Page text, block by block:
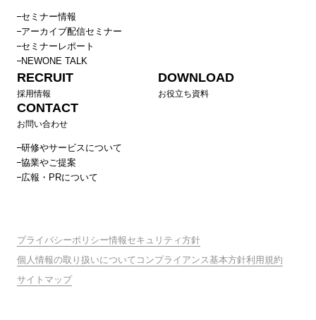
セミナー情報
アーカイブ配信セミナー
セミナーレポート
NEWONE TALK
RECRUIT
採用情報
DOWNLOAD
お役立ち資料
CONTACT
お問い合わせ
研修やサービスについて
協業やご提案
広報・PRについて
プライバシーポリシー情報セキュリティ方針
個人情報の取り扱いについて コンプライアンス基本方針利用規約
サイトマップ